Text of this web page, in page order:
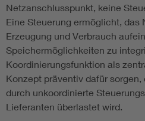
Netzanschlusspunkt, keine
Eine Steuerung ermöglicht, das
Erzeugung und Verbrauch
Speichermöglichkeiten zu
Koordinierungsfunktion als
Konzept präventiv dafür
durch unkoordinierte
Lieferanten überlastet wird.